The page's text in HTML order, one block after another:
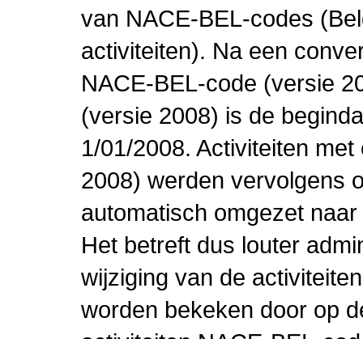
van NACE-BEL-codes
activiteiten). Na een
NACE-BEL-code (versie
(versie 2008) is de
1/01/2008. Activiteiten
2008) werden vervolgens
automatisch omgezet
Het betreft dus louter
wijziging van de
worden bekeken door op